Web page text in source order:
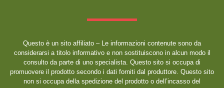
Questo è un sito affiliato – Le informazioni contenute sono da
considerarsi a titolo informativo e non sostituiscono in alcun modo il
consulto da parte di uno specialista. Questo sito si occupa di
promuovere il prodotto secondo i dati forniti dal produttore. Questo sito
non si occupa della spedizione del prodotto o dell’incasso del